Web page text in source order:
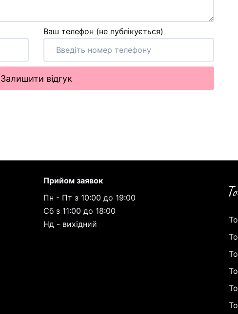
Ваш телефон (не публікується)
Залишити відгук
Прийом заявок
Пн - Пт з 10:00 до 19:00
Сб з 11:00 до 18:00
Нд - вихідний